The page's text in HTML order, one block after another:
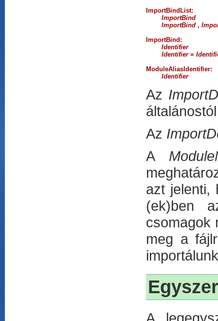
ImportBindList:
ImportBind
ImportBind ,
ImportBind :
Identifier
Identifier =
ModuleAliasIdentifier:
Identifier
Az
Az
A
azt jelenti,
(ek)ben
csomagok
meg a